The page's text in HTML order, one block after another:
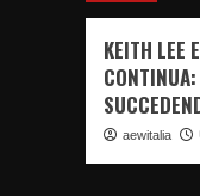
KEITH LEE
aewitalia